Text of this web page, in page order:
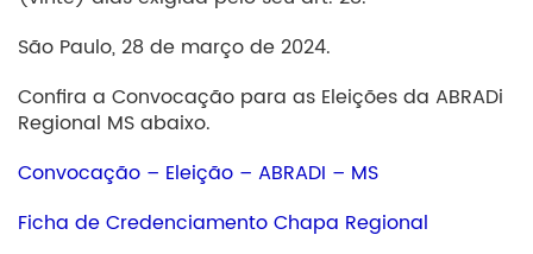
São Paulo, 28 de março de 2024.
Confira a Convocação para as Eleições da ABRADi
Regional MS abaixo.
Convocação – Eleição – ABRADI – MS
Ficha de Credenciamento Chapa Regional